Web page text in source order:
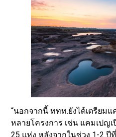
“นอกจากนี้ ททท.ยังได้เตรียม
หลายโครงการ เช่น แคมเปญ
25 แห่ง หลังจากในช่วง 1-2